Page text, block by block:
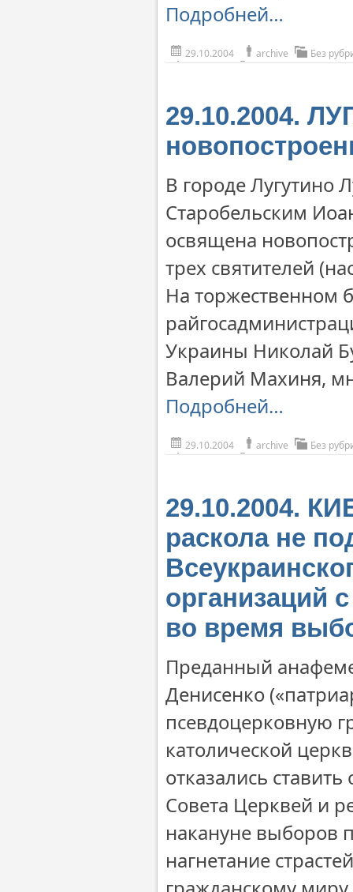
Подробней…
29.10.2004 archive Без
29.10.2004.
В городе Лугутино
Старобельским
освящена
трех святителей
На торжественном
Украины Николай
Валерий Махиня,
Подробней…
29.10.2004 archive Без
29.10.2004.
раскола не
организаций
во время
Преданный
Денисенко
псевдоцерковную
католической
отказались
Совета Церквей и
накануне выборов
нагнетание